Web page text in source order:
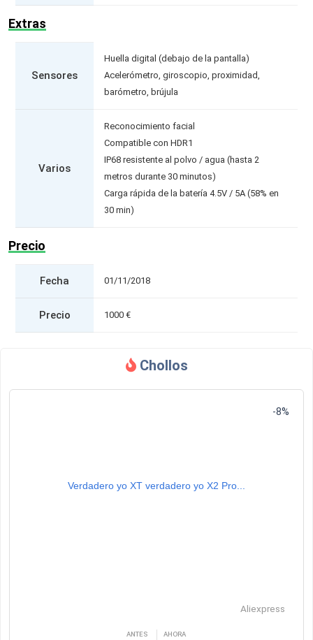
Extras
Sensores
Huella digital (debajo de la pantalla)
Acelerómetro, giroscopio, proximidad,
barómetro, brújula
Varios
Reconocimiento facial
Compatible con HDR1
IP68 resistente al polvo / agua (hasta 2
metros durante 30 minutos)
Carga rápida de la batería 4.5V / 5A (58% en
30 min)
Precio
Fecha 01/11/2018
Precio 1000 €
Chollos
Verdadero yo XT verdadero yo X2 Pro...
Aliexpress
ANTES AHORA
-8%